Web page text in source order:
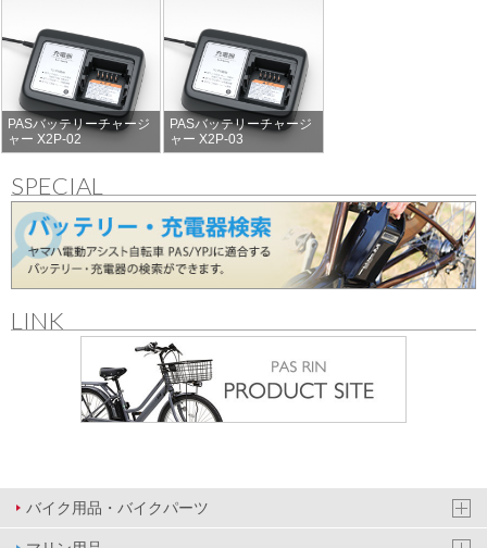
PASバッテリーチャージ
ャー X2P-02
PASバッテリーチャージ
ャー X2P-03
SPECIAL
LINK
バイク用品・バイクパーツ